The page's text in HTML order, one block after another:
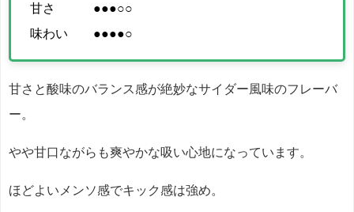
甘さ ●●●○○
味わい ●●●●○
甘さと酸味のバランス感が絶妙なサイダー風味のフレーバ
ー。
やや甘口ながらも爽やかな吸い心地になっています。
ほどよいメンソ感でキック感は強め。